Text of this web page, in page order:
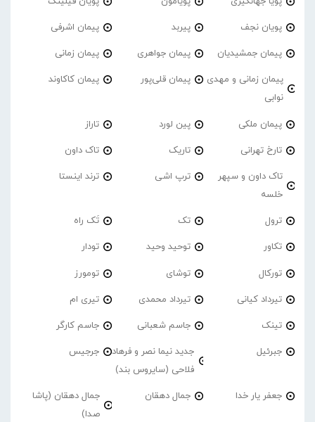
پویان نجف پیربد پیمان اشرفی
پیمان جمشیدیان پیمان جواهری پیمان زمانی
پیمان زمانی و مهدی
نوابی
پیمان قلی‌پور پیمان کاکاوند
پیمان ملکی پین لورد تاراز
تارخ تهرانی تاریک تاک داون
تاک داون و سپهر
خلسه
ترپ اشی ترند اینستا
ترول تک تَک راه
تکاور توحید وحید تودار
تورکال توشای تومورز
تیرداد کیانی تیرداد محمدی تیری ام
تینک جاسم شعبانی جاسم کارگر
جبرئیل
جدید نیما نصر و فرهاد
فلاحی (سایروس بند)
جرجیس
جعفر یار خدا جمال دهقان
جمال دهقان (پاشا
صدا)